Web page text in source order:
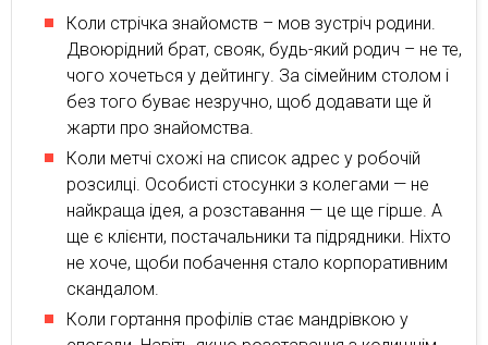
Коли стрічка знайомств – мов зустріч родини.
Двоюрідний брат, свояк, будь-який родич – не те,
чого хочеться у дейтингу. За сімейним столом і
без того буває незручно, щоб додавати ще й
жарти про знайомства.
Коли метчі схожі на список адрес у робочій
розсилці. Особисті стосунки з колегами — не
найкраща ідея, а розставання — це ще гірше. А
ще є клієнти, постачальники та підрядники. Ніхто
не хоче, щоби побачення стало корпоративним
скандалом.
Коли гортання профілів стає мандрівкою у